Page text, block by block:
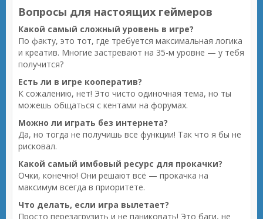
Вопросы для настоящих геймеров
Какой самый сложный уровень в игре?
По факту, это тот, где требуется максимальная логика
и креатив. Многие застревают на 35-м уровне — у тебя
получится?
Есть ли в игре кооператив?
К сожалению, нет! Это чисто одиночная тема, но ты
можешь общаться с кентами на форумах.
Можно ли играть без интернета?
Да, но тогда не получишь все функции! Так что я бы не
рисковал.
Какой самый имбовый ресурс для прокачки?
Очки, конечно! Они решают всё — прокачка на
максимум всегда в приоритете.
Что делать, если игра вылетает?
Просто перезагрузить и не паниковать! Это баги, не